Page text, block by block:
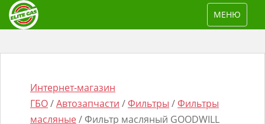
p
TOGGLE
МЕНЮ
Интернет-магазин
ГБО/Автозапчасти /Фильтры /Фильтры
масляные/ Фильтр масляный GOODWILL